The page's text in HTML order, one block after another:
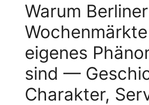
Warum Berliner
eigenes
sind —
Charakter,